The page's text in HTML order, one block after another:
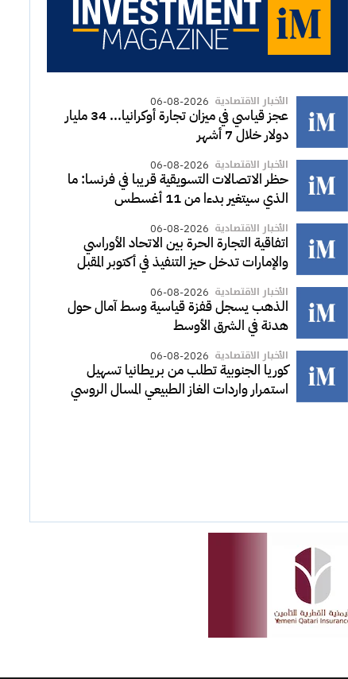
الأخبار الاقتصادية 06-08-2026
عجز قياسي في ميزان تجارة أوكرانيا... 34 مليار
دولار خلال 7 أشهر
الأخبار الاقتصادية 06-08-2026
حظر الاتصالات التسويقية قريبا في فرنسا: ما
الذي سيتغير بدءا من 11 أغسطس
الأخبار الاقتصادية 06-08-2026
اتفاقية التجارة الحرة بين الاتحاد الأوراسي
والإمارات تدخل حيز التنفيذ في أكتوبر المقبل
الأخبار الاقتصادية 06-08-2026
الذهب يسجل قفزة قياسية وسط آمال حول
هدنة في الشرق الأوسط
الأخبار الاقتصادية 06-08-2026
كوريا الجنوبية تطلب من بريطانيا تسهيل
استمرار واردات الغاز الطبيعي المسال الروسي